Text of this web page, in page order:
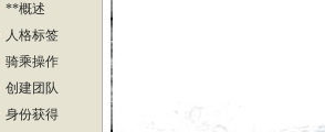
**概述
人格标签
骑乘操作
创建团队
身份获得